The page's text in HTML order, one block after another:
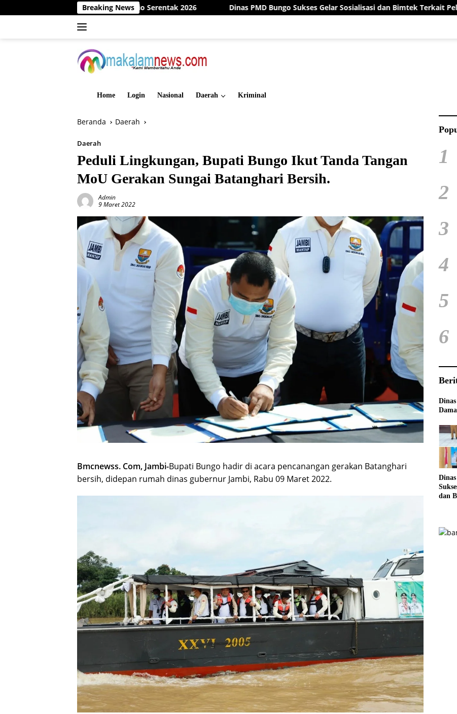
ke
Breaking News
Menuju Pilrio Serentak 2026 Dinas PMD Bungo Sukses Gelar Sosialisasi dan Bimtek Terkait Pelaksanaan Pilrio
Home Login Nasional Daerah Kriminal
Beranda Daerah
Daerah
Peduli Lingkungan, Bupati Bungo Ikut Tanda Tangan
MoU Gerakan Sungai Batanghari Bersih.
Admin
9 Maret 2022
Bmcnewss. Com, Jambi-Bupati Bungo hadir di acara pencanangan gerakan Batanghari
bersih, didepan rumah dinas gubernur Jambi, Rabu 09 Maret 2022.
1
2
3
4
5
6
dan